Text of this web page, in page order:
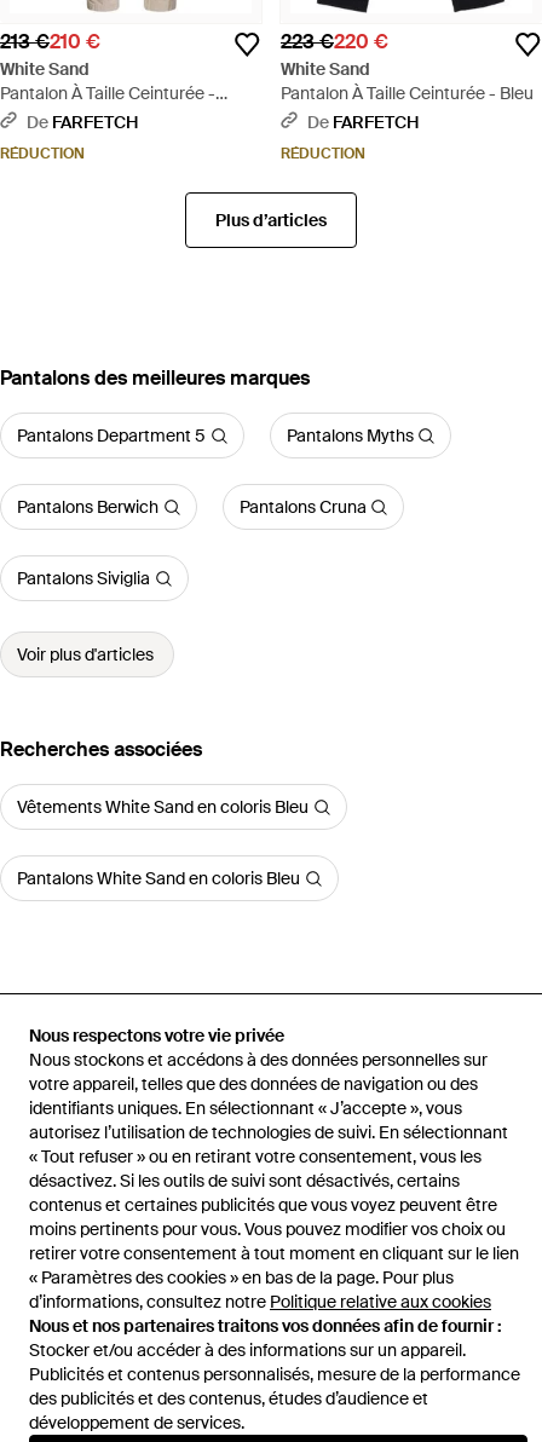
Nous respectons votre vie privée
Nous stockons et accédons à des données personnelles sur
votre appareil, telles que des données de navigation ou des
identifiants uniques. En sélectionnant « J’accepte », vous
autorisez l’utilisation de technologies de suivi. En sélectionnant
« Tout refuser » ou en retirant votre consentement, vous les
désactivez. Si les outils de suivi sont désactivés, certains
contenus et certaines publicités que vous voyez peuvent être
moins pertinents pour vous. Vous pouvez modifier vos choix ou
retirer votre consentement à tout moment en cliquant sur le lien
« Paramètres des cookies » en bas de la page. Pour plus
d’informations, consultez notre Politique relative aux cookies
Nous et nos partenaires traitons vos données afin de fournir :
Stocker et/ou accéder à des informations sur un appareil.
Publicités et contenus personnalisés, mesure de la performance
des publicités et des contenus, études d’audience et
développement de services.
213 €210 €
White Sand
Pantalon À Taille Ceinturée -
Neutre
De FARFETCH
RÉDUCTION
223 €220 €
White Sand
Pantalon À Taille Ceinturée - Bleu
De FARFETCH
RÉDUCTION
Plus d’articles
‪Pantalons‬ des meilleures marques
Pantalons Department 5 Pantalons Myths
Pantalons Berwich Pantalons Cruna
Pantalons Siviglia
Voir plus d'articles
Recherches associées
Vêtements White Sand en coloris Bleu
Pantalons White Sand en coloris Bleu
Velours À Taille Ceinturée
Aide et infos